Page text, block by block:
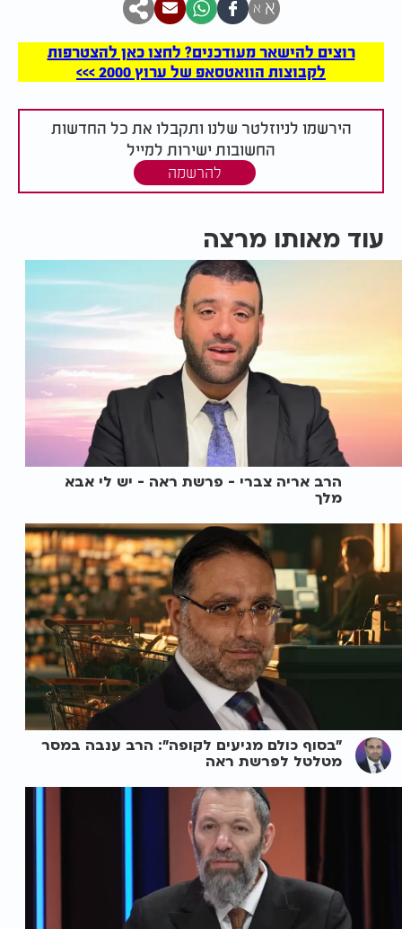
א א
רוצים להישאר מעודכנים? לחצו כאן להצטרפות
לקבוצות הוואטסאפ של ערוץ 2000 >>>
הירשמו לניוזלטר שלנו ותקבלו את כל החדשות
החשובות ישירות למייל
להרשמה
עוד מאותו מרצה
הרב אריה צברי - פרשת ראה - יש לי אבא
מלך
"בסוף כולם מגיעים לקופה": הרב ענבה במסר
מטלטל לפרשת ראה